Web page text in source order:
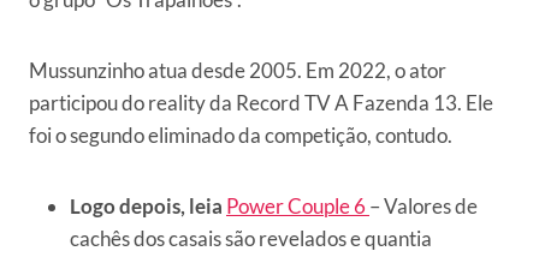
Mussunzinho atua desde 2005. Em 2022, o ator
participou do reality da Record TV A Fazenda 13. Ele
foi o segundo eliminado da competição, contudo.
Logo depois, leia Power Couple 6 – Valores de
cachês dos casais são revelados e quantia